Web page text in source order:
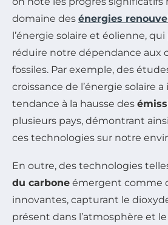
domaine des énergies
l’énergie solaire et éolienne,
réduire notre dépendance aux
fossiles. Par exemple, des
croissance de l’énergie solaire
tendance à la hausse des
plusieurs pays, démontrant
ces technologies sur notre
En outre, des technologies
du carbone émergent comme
innovantes, capturant le
présent dans l’atmosphère et